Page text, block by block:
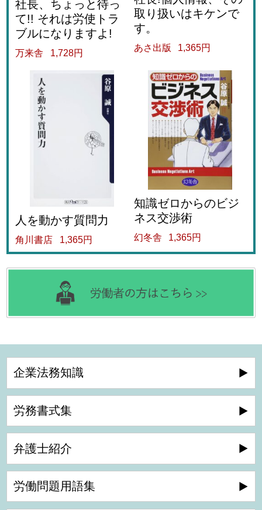
社長、ちょっと待っ
て!! それは労使トラ
ブルになりますよ!
万来舎 1,728円
取り扱いはキケンで
す。
あさ出版 1,365円
人を動かす質問力
角川書店 1,365円
知識ゼロからのビジ
ネス交渉術
幻冬舎 1,365円
企業法務知識
労務書式集
弁護士紹介
労働問題用語集